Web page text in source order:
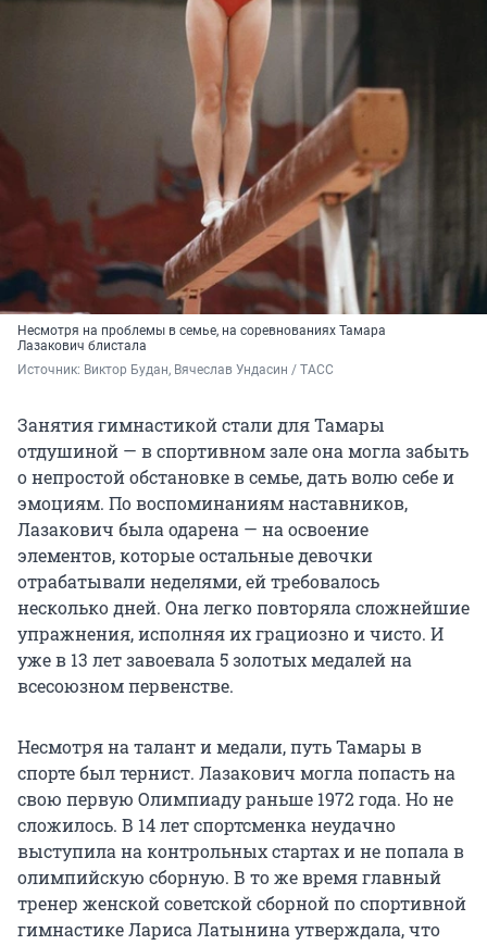
Несмотря на проблемы в семье, на соревнованиях Тамара
Лазакович блистала
Источник: Виктор Будан, Вячеслав Ундасин / ТАСС
Занятия гимнастикой стали для Тамары
отдушиной — в спортивном зале она могла забыть
о непростой обстановке в семье, дать волю себе и
эмоциям. По воспоминаниям наставников,
Лазакович была одарена — на освоение
элементов, которые остальные девочки
отрабатывали неделями, ей требовалось
несколько дней. Она легко повторяла сложнейшие
упражнения, исполняя их грациозно и чисто. И
уже в 13 лет завоевала 5 золотых медалей на
всесоюзном первенстве.
Несмотря на талант и медали, путь Тамары в
спорте был тернист. Лазакович могла попасть на
свою первую Олимпиаду раньше 1972 года. Но не
сложилось. В 14 лет спортсменка неудачно
выступила на контрольных стартах и не попала в
олимпийскую сборную. В то же время главный
тренер женской советской сборной по спортивной
гимнастике Лариса Латынина утверждала, что